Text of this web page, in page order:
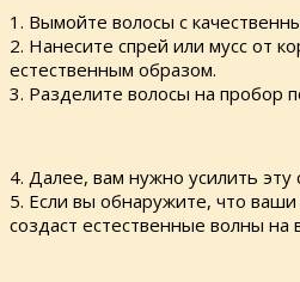
1. Вымойте волосы с
2. Нанесите спрей или мусс от
естественным образом.
3. Разделите волосы на пробор
4. Далее, вам нужно усилить
5. Если вы обнаружите, что
создаст естественные волны на